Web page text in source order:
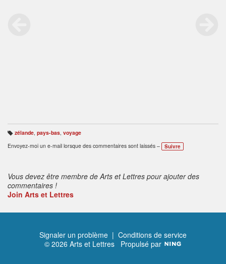
B
ali
s
zélande, pays-bas, voyage
Envoyez-moi un e-mail lorsque des commentaires sont laissés –
Suivre
Vous devez être membre de Arts et Lettres pour ajouter des
commentaires !
Join Arts et Lettres
Signaler un problème | Conditions de service
© 2026 Arts et Lettres Propulsé par